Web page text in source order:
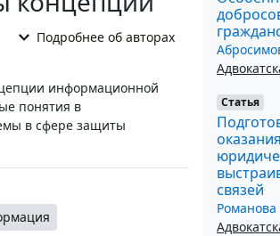
Подробнее об авторах
информационной
понятия в
в сфере защиты
Статья
связей
Романова